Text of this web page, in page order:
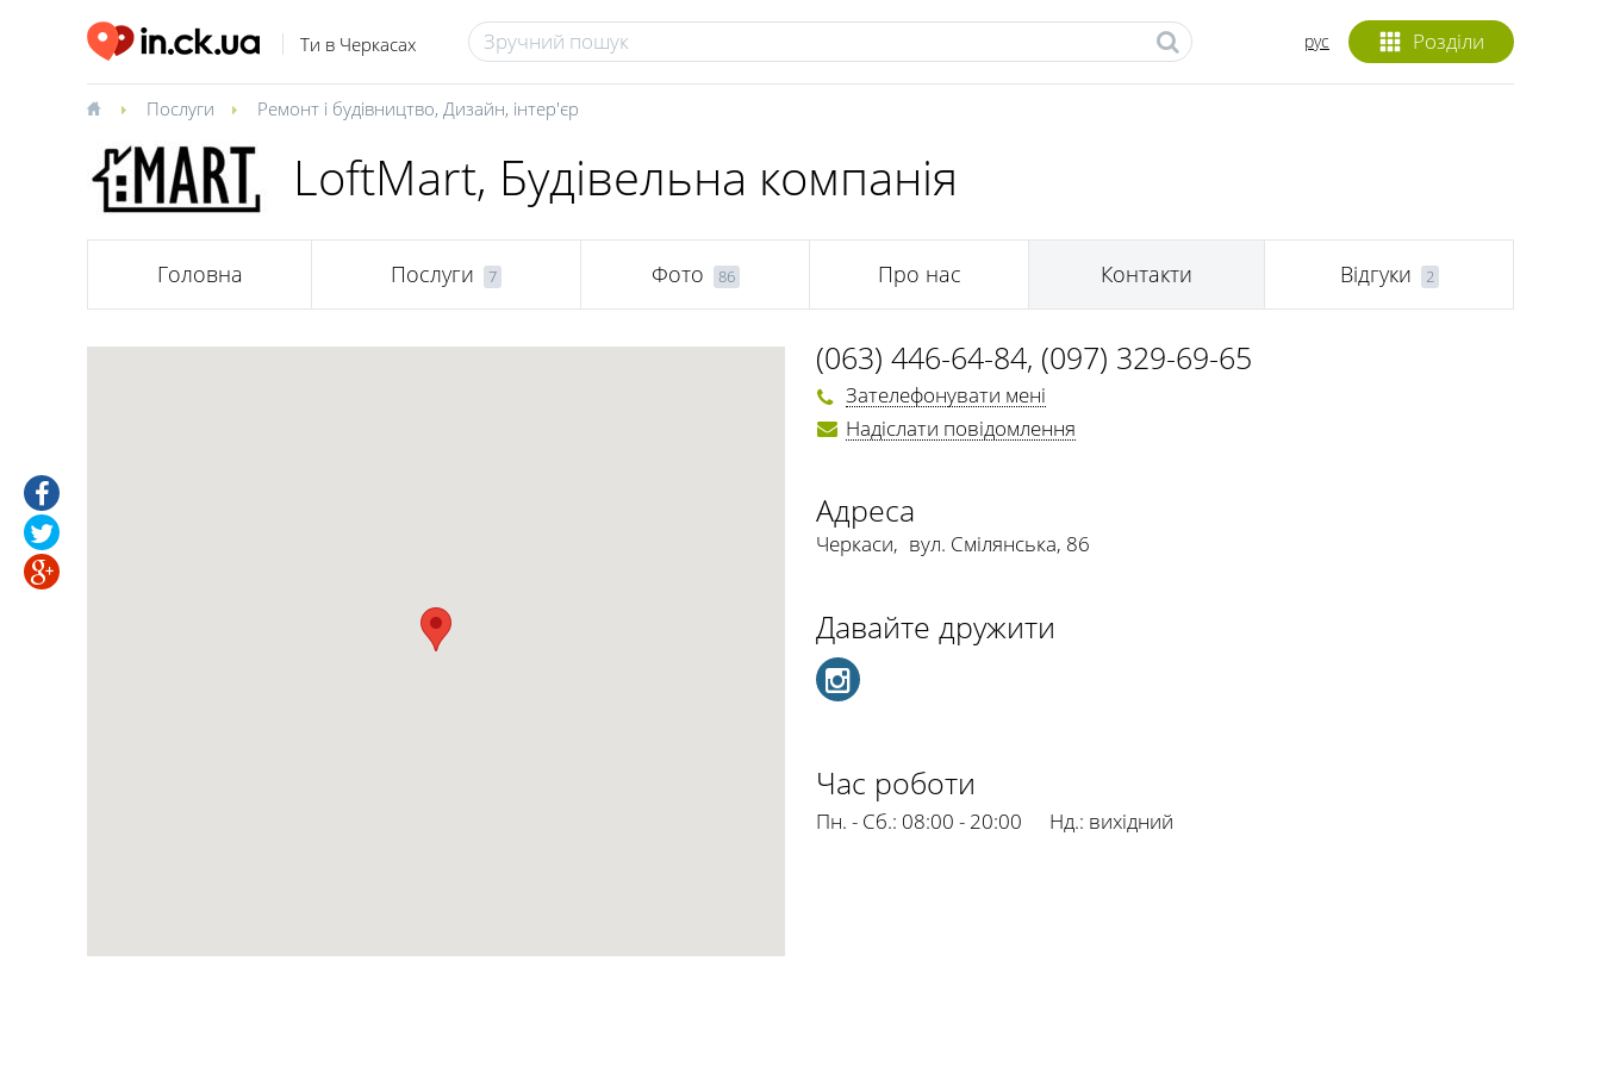
Ти в Черкасах Розділи
рус
Послуги Ремонт і будівництво, Дизайн, інтер'єр
LoftMart, Будівельна компанія
Головна Послуги 7 Фото 86 Про нас Контакти Відгуки 2
(063) 446-64-84, (097) 329-69-65
Зателефонувати мені
Надіслати повідомлення
Адреса
Черкаси, вул. Смілянська, 86
Давайте дружити
Час роботи
Пн. - Сб.: 08:00 - 20:00 Нд.: вихідний